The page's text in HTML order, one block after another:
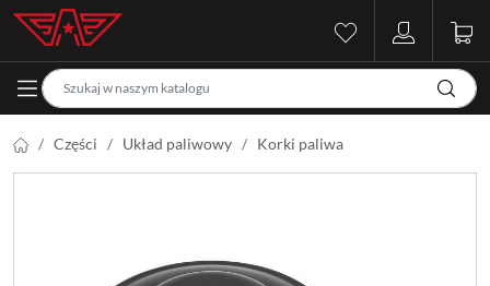
Części Układ paliwowy Korki paliwa